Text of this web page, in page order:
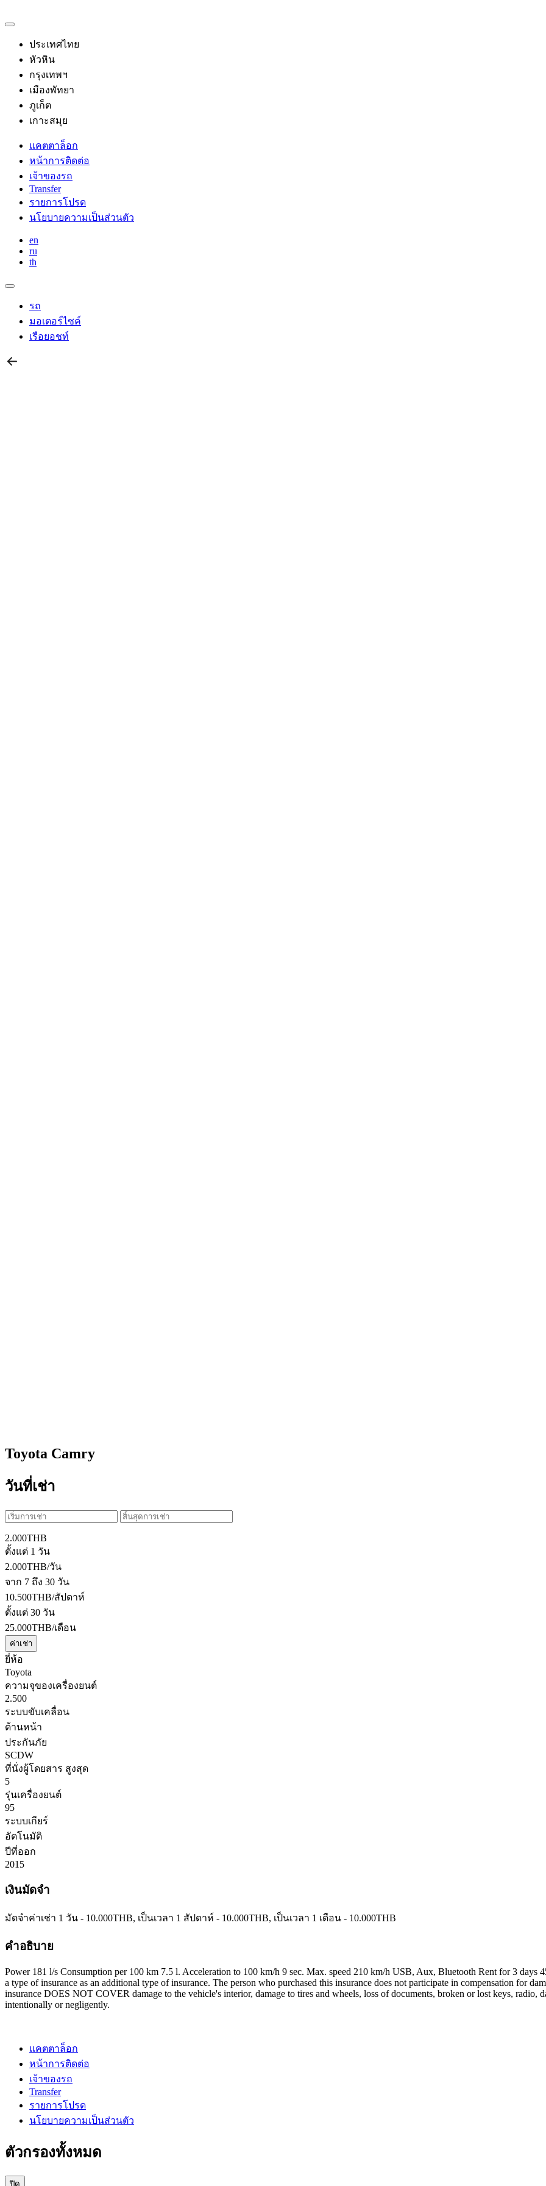
ประเทศไทย
หัวหิน
กรุงเทพฯ
เมืองพัทยา
ภูเก็ต
เกาะสมุย
แคตตาล็อก
หน้าการติดต่อ
เจ้าของรถ
Transfer
รายการโปรด
นโยบายความเป็นส่วนตัว
en
ru
th
รถ
มอเตอร์ไซค์
เรือยอชท์
Toyota Camry
วันที่เช่า
2.000THB
ตั้งแต่ 1 วัน
2.000THB/วัน
จาก 7 ถึง 30 วัน
10.500THB/สัปดาห์
ตั้งแต่ 30 วัน
25.000THB/เดือน
ค่าเช่า
ยี่ห้อ
Toyota
ความจุของเครื่องยนต์
2.500
ระบบขับเคลื่อน
ด้านหน้า
ประกันภัย
SCDW
ที่นั่งผู้โดยสาร สูงสุด
5
รุ่นเครื่องยนต์
95
ระบบเกียร์
อัตโนมัติ
ปีที่ออก
2015
เงินมัดจำ
มัดจำค่าเช่า 1 วัน - 10.000THB, เป็นเวลา 1 สัปดาห์ - 10.000THB, เป็นเวลา 1 เดือน - 10.000THB
คำอธิบาย
Power 181 l/s Consumption per 100 km 7.5 l. Acceleration to 100 km/h 9 sec. Max. speed 210 km/h USB, Aux, Bluetooth Rent for 3 days
a type of insurance as an additional type of insurance. The person who purchased this insurance does not participate in compensation for
insurance DOES NOT COVER damage to the vehicle's interior, damage to tires and wheels, loss of documents, broken or lost keys, radio,
intentionally or negligently.
แคตตาล็อก
หน้าการติดต่อ
เจ้าของรถ
Transfer
รายการโปรด
นโยบายความเป็นส่วนตัว
ตัวกรองทั้งหมด
ปิด